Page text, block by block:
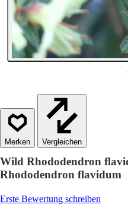
Vergleichen
Wild Rhododendron
Rhododendron flavidum
Erste Bewertung schreiben